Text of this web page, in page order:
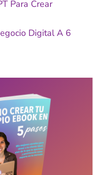
Para Crear
Digital A 6